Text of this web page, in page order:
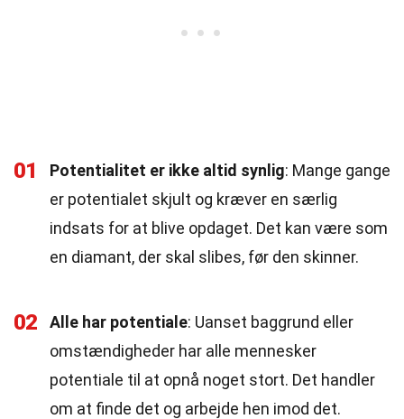
01 Potentialitet er ikke altid synlig: Mange gange
er potentialet skjult og kræver en særlig
indsats for at blive opdaget. Det kan være som
en diamant, der skal slibes, før den skinner.
02 Alle har potentiale: Uanset baggrund eller
omstændigheder har alle mennesker
potentiale til at opnå noget stort. Det handler
om at finde det og arbejde hen imod det.